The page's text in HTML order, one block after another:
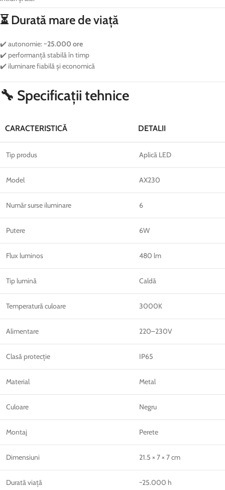
⏳ Durată mare de viață
✔️ autonomie:~25.000 ore
✔️ performanță stabilă în timp
✔️ iluminare fiabilă și economică
🔧 Specificații tehnice
CARACTERISTICĂ DETALII
Tip produs Aplică LED
Model AX230
Număr surse iluminare 6
Putere 6W
Flux luminos 480 lm
Tip lumină Caldă
Temperatură culoare 3000K
Alimentare 220–230V
Clasă protecție IP65
Material Metal
Culoare Negru
Montaj Perete
Dimensiuni 21.5 × 7 × 7 cm
Durată viață ~25.000 h